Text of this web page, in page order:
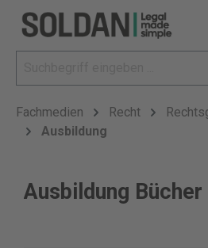
Fachmedien Recht
Ausbildung
Ausbildung